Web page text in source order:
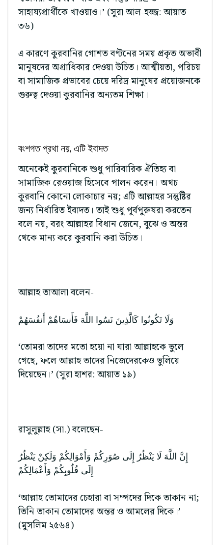
সাহায্যপ্রার্থীকে খাওয়াও।’ (সুরা আল-হজ্জ: আয়াত
৩৬)
এ কারণে কুরবানির গোশত বণ্টনের সময় প্রকৃত অভাবী
মানুষদের অগ্রাধিকার দেওয়া উচিত। আত্মীয়তা, পরিচয়
বা সামাজিক প্রভাবের চেয়ে দরিদ্র মানুষের প্রয়োজনকে
গুরুত্ব দেওয়া কুরবানির অন্যতম শিক্ষা।
বংশগত প্রথা নয়, এটি ইবাদত
অনেকেই কুরবানিকে শুধু পারিবারিক ঐতিহ্য বা
সামাজিক রেওয়াজ হিসেবে পালন করেন। অথচ
কুরবানি কোনো লোকাচার নয়; এটি আল্লাহর সন্তুষ্টির
জন্য নির্ধারিত ইবাদত। তাই শুধু পূর্বপুরুষরা করতেন
বলে নয়, বরং আল্লাহর বিধান জেনে, বুঝে ও অন্তর
থেকে মান্য করে কুরবানি করা উচিত।
আল্লাহ তাআলা বলেন-
وَلَا تَكُونُوا كَالَّذِينَ نَسُوا اللَّهَ فَأَنسَاهُمْ أَنفُسَهُمْ
‘তোমরা তাদের মতো হয়ো না যারা আল্লাহকে ভুলে
গেছে, ফলে আল্লাহ তাদের নিজেদেরকেও ভুলিয়ে
দিয়েছেন।’ (সুরা হাশর: আয়াত ১৯)
রাসুলুল্লাহ (সা.) বলেছেন-
إِنَّ اللَّهَ لَا يَنْظُرُ إِلَى صُوَرِكُمْ وَأَمْوَالِكُمْ وَلَكِنْ يَنْظُرُ
إِلَى قُلُوبِكُمْ وَأَعْمَالِكُمْ
‘আল্লাহ তোমাদের চেহারা বা সম্পদের দিকে তাকান না;
তিনি তাকান তোমাদের অন্তর ও আমলের দিকে।’
(মুসলিম ২৫৬৪)